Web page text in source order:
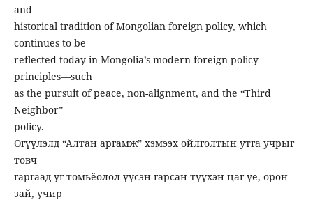
and
historical tradition of Mongolian foreign policy, which
continues to be
reflected today in Mongolia’s modern foreign policy
principles—such
as the pursuit of peace, non-alignment, and the “Third
Neighbor”
policy.
Өгүүлэлд “Алтан аргамж” хэмээх ойлголтын утга учрыг
товч
гаргаад уг томьёолол үүсэн гарсан түүхэн цаг үе, орон
зай, учир